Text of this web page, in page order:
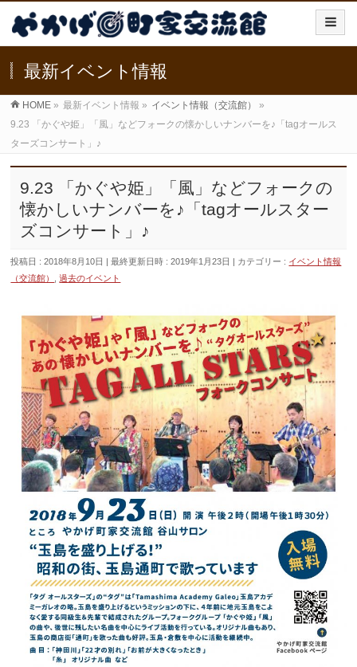
最新イベント情報
HOME » 最新イベント情報 » イベント情報（交流館）
»
9.23 「かぐや姫」「風」などフォークの懐かしいナンバーを♪「tagオールス
ターズコンサート」♪
9.23 「かぐや姫」「風」などフォークの
懐かしいナンバーを♪「tagオールスター
ズコンサート」♪
投稿日 : 2018年8月10日 最終更新日時 : 2019年1月23日 カテゴリー : イベント情報
（交流館）
,過去のイベント